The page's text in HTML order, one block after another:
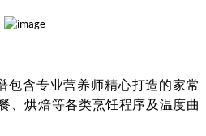
包含专业营养师精心打造的家常
、烘焙等各类烹饪程序及温度曲